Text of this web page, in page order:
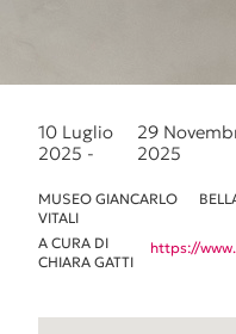
10 Luglio
2025 -
29
2025
MUSEO GIANCARLO
VITALI
A CURA DI
CHIARA GATTI
https://